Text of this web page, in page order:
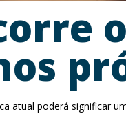
poderá significar